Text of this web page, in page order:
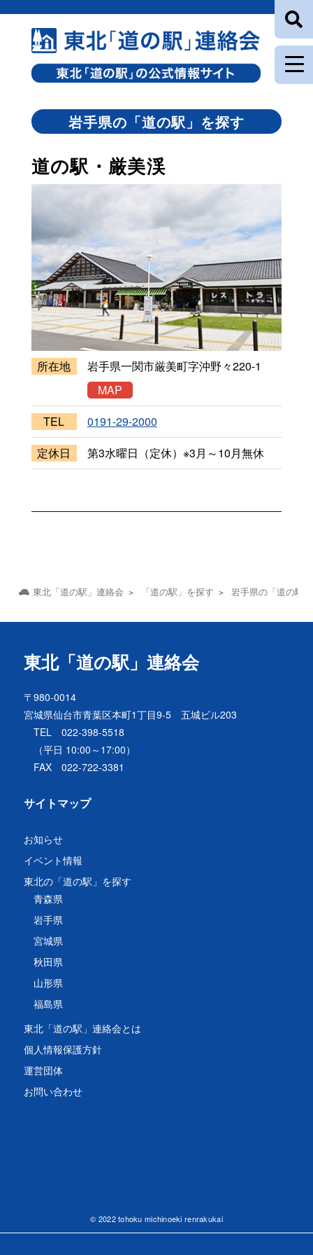
岩手県の「道の駅」を探す
道の駅・厳美渓
所在地
岩手県一関市厳美町字沖野々220-1
MAP
TEL
0191-29-2000
定休日
第3水曜日（定休）※3月～10月無休
東北「道の駅」連絡会 「道の駅」を探す 岩手県の「道の駅」
東北「道の駅」連絡会
〒980-0014
宮城県仙台市青葉区本町1丁目9-5 五城ビル203
TEL 022-398-5518
（平日 10:00～17:00）
FAX 022-722-3381
サイトマップ
お知らせ
イベント情報
東北の「道の駅」を探す
青森県
岩手県
宮城県
秋田県
山形県
福島県
東北「道の駅」連絡会とは
個人情報保護方針
運営団体
お問い合わせ
© 2022 tohoku michinoeki renrakukai